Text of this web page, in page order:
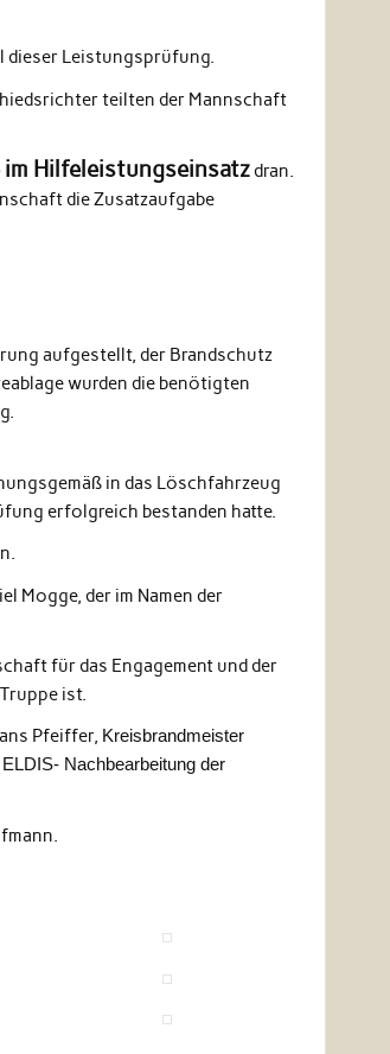
dieser Leistungsprüfung.
teilten der Mannschaft
im Hilfeleistungseinsatzdran.
die Zusatzaufgabe
aufgestellt, der Brandschutz
wurden die benötigten
in das Löschfahrzeug
erfolgreich bestanden hatte.
Mogge, der im Namen der
für das Engagement und der
ist.
Pfeiffer, Kreisbrandmeister
Nachbearbeitung der